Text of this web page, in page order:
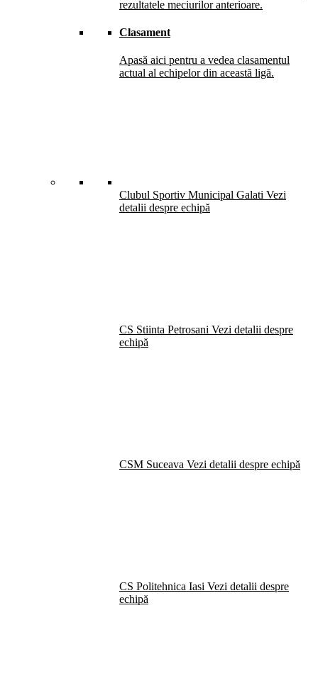
rezultatele meciurilor anterioare.
Clasament
Apasă aici pentru a vedea clasamentul
actual al echipelor din această ligă.
Clubul Sportiv Municipal Galati Vezi
detalii despre echipă
CS Stiinta Petrosani Vezi detalii despre
echipă
CSM Suceava Vezi detalii despre echipă
CS Politehnica Iasi Vezi detalii despre
echipă